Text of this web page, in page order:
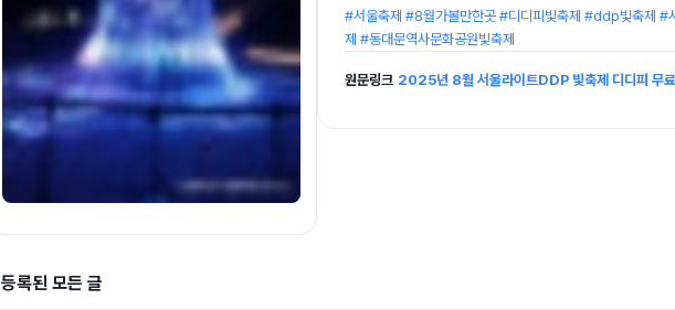
#서울축제 #8월가볼만한곳 #디디피빛축제 #ddp빛축제
제 #동대문역사문화공원빛축제
원문링크 2025년 8월 서울라이트DDP 빛축제 디디피 무
등록된 모든 글